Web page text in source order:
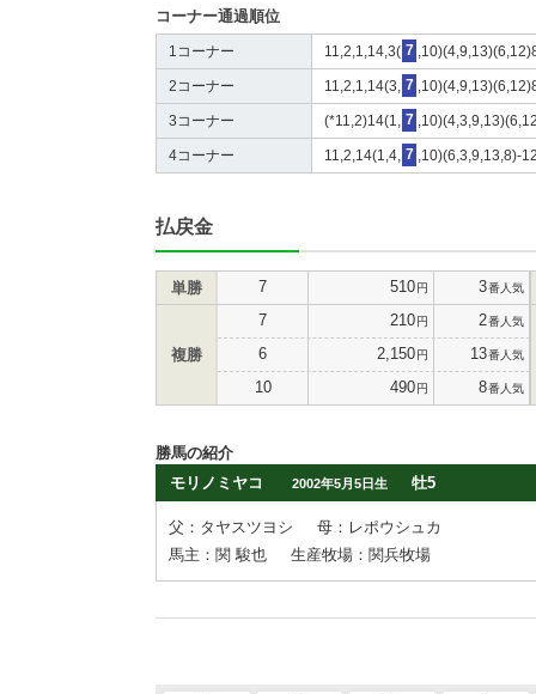
コーナー通過順位
1コーナー 11,2,1,14,3( 7
2コーナー 11,2,1,14(3, 7
3コーナー (*11,2)14(1, 7
4コーナー 11,2,14(1,4, 7 ,10)(6,3,9,13,8)-
払戻金
単勝 7 510円 3番人気
複勝
7 210円 2番人気
6 2,150円 13番人気
10 490円 8番人気
勝馬の紹介
モリノミヤコ
2002年5月5日生 牡5
父：タヤスツヨシ
母：レポウシュカ
馬主：関 駿也
生産牧場：関兵牧場